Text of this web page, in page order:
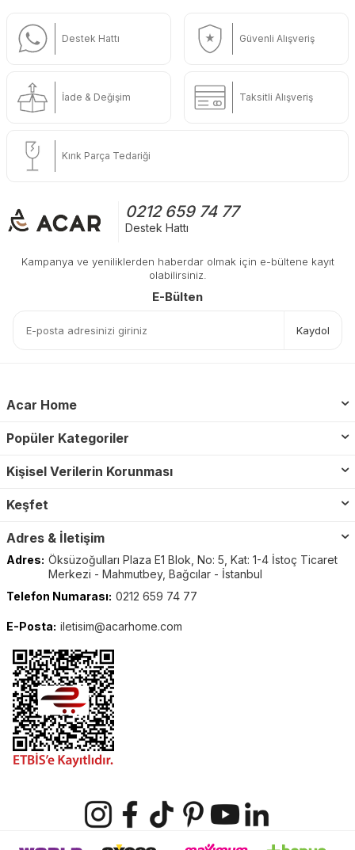
Destek Hattı Güvenli Alışveriş
İade & Değişim Taksitli Alışveriş
Kırık Parça Tedariği
0212 659 74 77
Destek Hattı
Kampanya ve yeniliklerden haberdar olmak için e-bültene kayıt
olabilirsiniz.
E-Bülten
Kaydol
Acar Home
Popüler Kategoriler
Kişisel Verilerin Korunması
Keşfet
Adres & İletişim
Adres: Öksüzoğulları Plaza E1 Blok, No: 5, Kat: 1-4 İstoç Ticaret
Merkezi - Mahmutbey, Bağcılar - İstanbul
Telefon Numarası: 0212 659 74 77
E-Posta: iletisim@acarhome.com